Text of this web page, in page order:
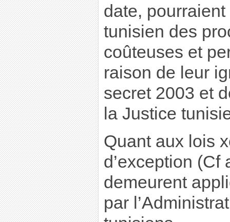
date, pourraient
tunisien des
coûteuses et
raison de leur
secret 2003 et
la Justice
Quant aux lois
d’exception (Cf
demeurent
par